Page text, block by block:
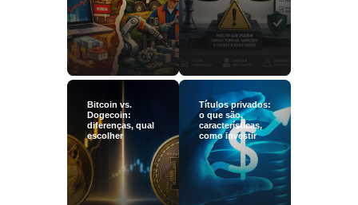
Bitcoin vs.
Dogecoin:
diferenças, qual
escolher
Títulos privados:
o que são,
características,
como investir